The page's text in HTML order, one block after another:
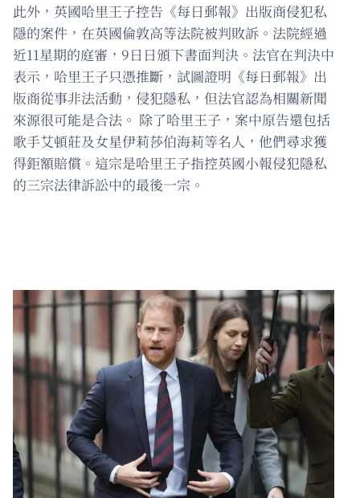
此外，英國哈里王子控告《每日郵報》出版商侵犯私
隱的案件，在英國倫敦高等法院被判敗訴。法院經過
近11星期的庭審，9日日頒下書面判決。法官在判決中
表示，哈里王子只憑推斷，試圖證明《每日郵報》出
版商從事非法活動，侵犯隱私，但法官認為相關新聞
來源很可能是合法。 除了哈里王子，案中原告還包括
歌手艾頓莊及女星伊莉莎伯海莉等名人，他們尋求獲
得鉅額賠償。這宗是哈里王子指控英國小報侵犯隱私
的三宗法律訴訟中的最後一宗。